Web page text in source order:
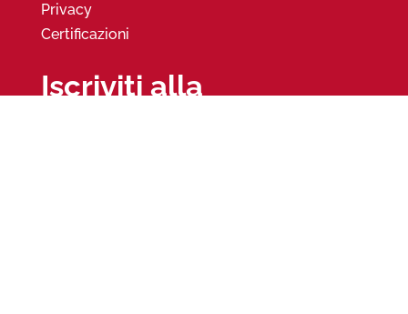
Privacy
Certificazioni
Iscriviti alla